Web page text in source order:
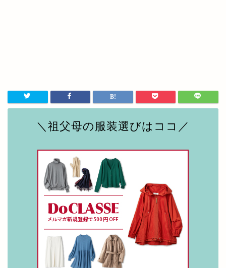
＼祖父母の服装選びはココ／